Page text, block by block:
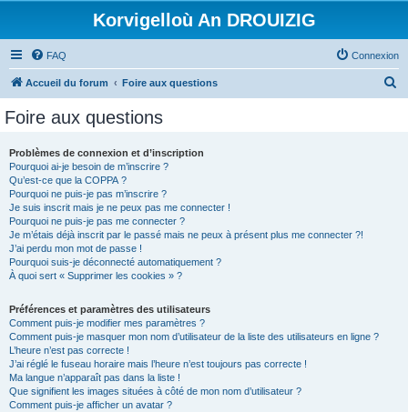
Korvigelloù An DROUIZIG
FAQ Connexion
Accueil du forum Foire aux questions
Foire aux questions
Problèmes de connexion et d’inscription
Pourquoi ai-je besoin de m’inscrire ?
Qu’est-ce que la COPPA ?
Pourquoi ne puis-je pas m’inscrire ?
Je suis inscrit mais je ne peux pas me connecter !
Pourquoi ne puis-je pas me connecter ?
Je m’étais déjà inscrit par le passé mais ne peux à présent plus me connecter ?!
J’ai perdu mon mot de passe !
Pourquoi suis-je déconnecté automatiquement ?
À quoi sert « Supprimer les cookies » ?
Préférences et paramètres des utilisateurs
Comment puis-je modifier mes paramètres ?
Comment puis-je masquer mon nom d’utilisateur de la liste des utilisateurs en ligne ?
L’heure n’est pas correcte !
J’ai réglé le fuseau horaire mais l’heure n’est toujours pas correcte !
Ma langue n’apparaît pas dans la liste !
Que signifient les images situées à côté de mon nom d’utilisateur ?
Comment puis-je afficher un avatar ?